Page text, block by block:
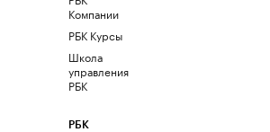
Компании
РБК Курсы
Школа
управления
РБК
РБК